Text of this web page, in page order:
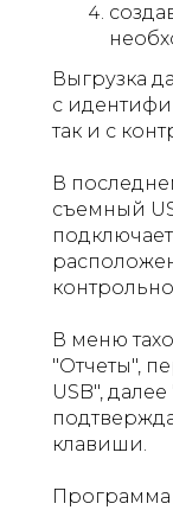
Выгрузка
с
так и с
В
съемный
В меню
"Отчеты",
USB",
клавиши.
Программа